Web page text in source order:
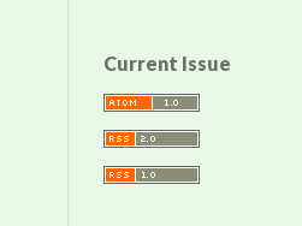
Current Issue